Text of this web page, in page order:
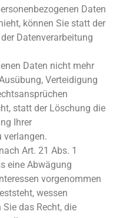
Daten
können Sie statt der
Datenverarbeitung
Daten nicht mehr
Verteidigung
statt der Löschung die
Ihrer
verlangen.
Art. 21 Abs. 1
eine Abwägung
vorgenommen
wessen
das Recht, die